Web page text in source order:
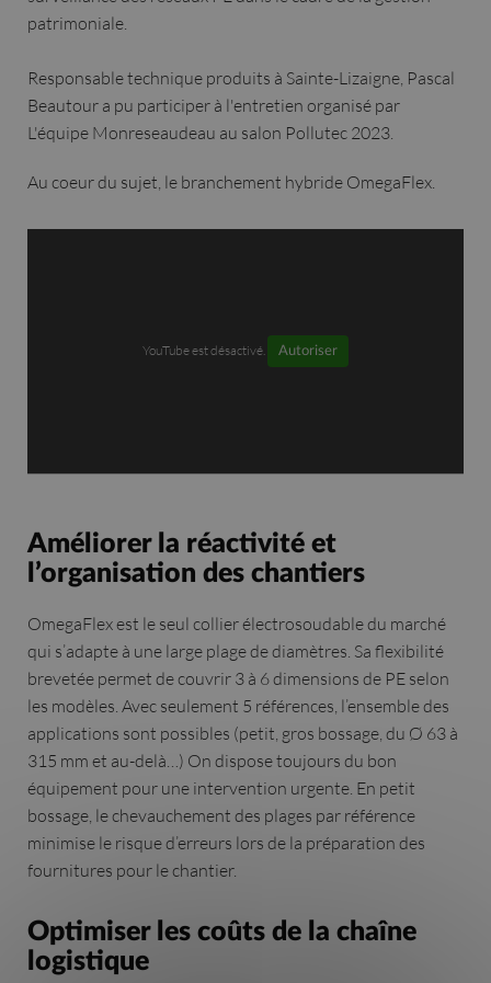
patrimoniale.
Responsable technique produits à Sainte-Lizaigne, Pascal
Beautour a pu participer à l'entretien organisé par
L'équipe Monreseaudeau au salon Pollutec 2023.
Au coeur du sujet, le branchement hybride OmegaFlex.
YouTube est désactivé. Autoriser
Améliorer la réactivité et
l’organisation des chantiers
OmegaFlex est le seul collier électrosoudable du marché
qui s’adapte à une large plage de diamètres. Sa flexibilité
brevetée permet de couvrir 3 à 6 dimensions de PE selon
les modèles. Avec seulement 5 références, l’ensemble des
applications sont possibles (petit, gros bossage, du Ø 63 à
315 mm et au-delà…) On dispose toujours du bon
équipement pour une intervention urgente. En petit
bossage, le chevauchement des plages par référence
minimise le risque d’erreurs lors de la préparation des
fournitures pour le chantier.
Optimiser les coûts de la chaîne
logistique